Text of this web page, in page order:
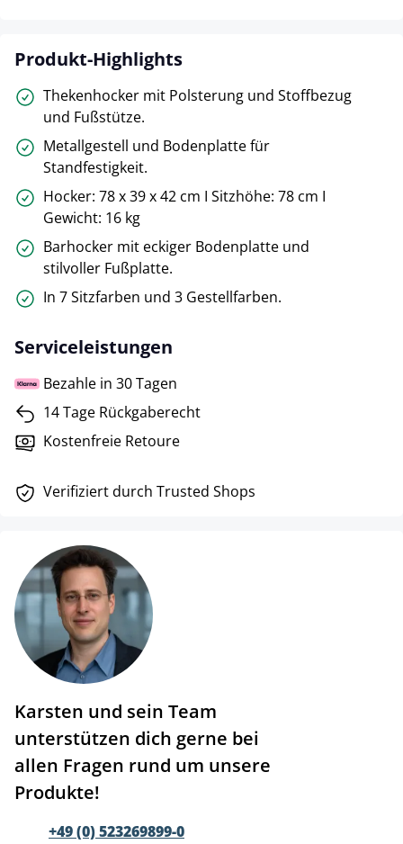
Produkt-Highlights
Thekenhocker mit Polsterung und Stoffbezug
und Fußstütze.
Metallgestell und Bodenplatte für
Standfestigkeit.
Hocker: 78 x 39 x 42 cm I Sitzhöhe: 78 cm I
Gewicht: 16 kg
Barhocker mit eckiger Bodenplatte und
stilvoller Fußplatte.
In 7 Sitzfarben und 3 Gestellfarben.
Serviceleistungen
Bezahle in 30 Tagen
14 Tage Rückgaberecht
Kostenfreie Retoure
Verifiziert durch Trusted Shops
Karsten und sein Team
unterstützen dich gerne bei
allen Fragen rund um unsere
Produkte!
+49 (0) 523269899-0